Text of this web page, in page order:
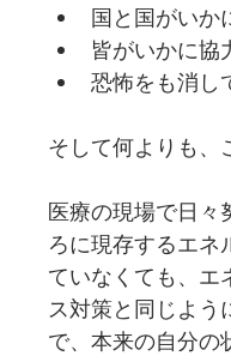
国と国がいか
皆がいかに協
恐怖をも消し
そして何よりも、
医療の現場で日々
ろに現存するエネ
ていなくても、エ
ス対策と同じよう
で、本来の自分の